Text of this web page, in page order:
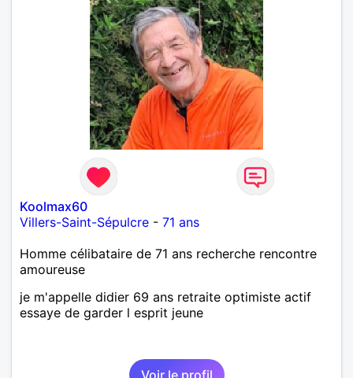
Koolmax60
Villers-Saint-Sépulcre - 71 ans
Homme célibataire de 71 ans recherche rencontre
amoureuse
je m'appelle didier 69 ans retraite optimiste actif
essaye de garder l esprit jeune
Voir le profil